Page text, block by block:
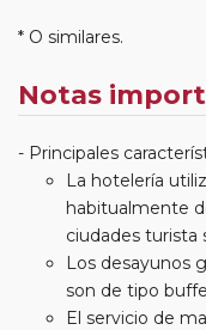
* O similares.
Notas
Principales
La hotelería
habitualmente
ciudades turista
Los desayunos
son de tipo
El servicio de